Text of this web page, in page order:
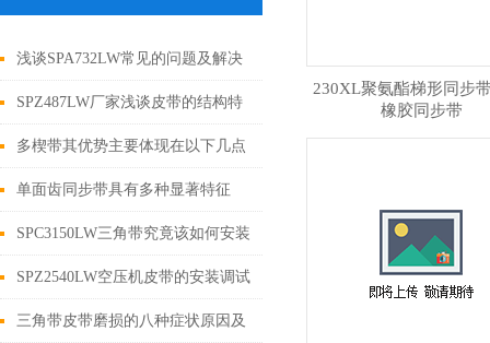
浅谈SPA732LW常见的问题及解决
方法
SPZ487LW厂家浅谈皮带的结构特
点及优缺点
多楔带其优势主要体现在以下几点
单面齿同步带具有多种显著特征
SPC3150LW三角带究竟该如何安装
呢？
SPZ2540LW空压机皮带的安装调试
分析
三角带皮带磨损的八种症状原因及
230XL聚氨酯梯形同步
橡胶同步带